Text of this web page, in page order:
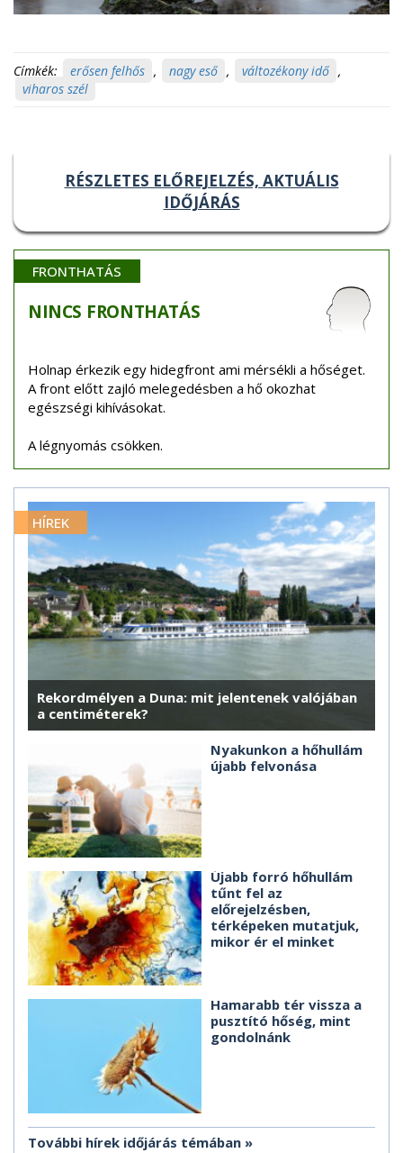
Címkék: erősen felhős , nagy eső , változékony idő ,
viharos szél
RÉSZLETES ELŐREJELZÉS, AKTUÁLIS
IDŐJÁRÁS
FRONTHATÁS
NINCS FRONTHATÁS
Holnap érkezik egy hidegfront ami mérsékli a hőséget.
A front előtt zajló melegedésben a hő okozhat
egészségi kihívásokat.
A légnyomás csökken.
HÍREK
Rekordmélyen a Duna: mit jelentenek valójában
a centiméterek?
Nyakunkon a hőhullám
újabb felvonása
Újabb forró hőhullám
tűnt fel az
előrejelzésben,
térképeken mutatjuk,
mikor ér el minket
Hamarabb tér vissza a
pusztító hőség, mint
gondolnánk
További hírek időjárás témában